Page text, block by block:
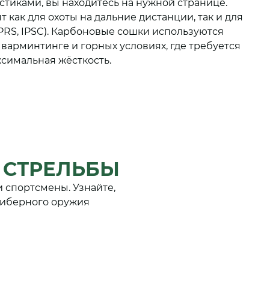
вы находитесь на нужной странице.
как для охоты на дальние дистанции, так и для
IPSC). Карбоновые сошки используются
и горных условиях, где требуется
жёсткость.
Узнайте,
оружия